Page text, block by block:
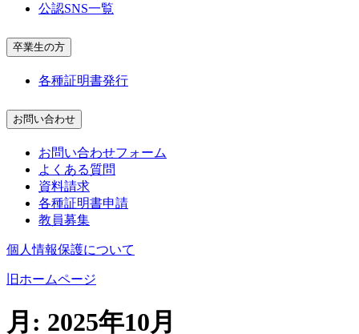
公認SNS一覧
卒業生の方
各種証明書発行
お問い合わせ
お問い合わせフォーム
よくある質問
資料請求
各種証明書申請
教員募集
個人情報保護について
旧ホームページ
月: 2025年10月